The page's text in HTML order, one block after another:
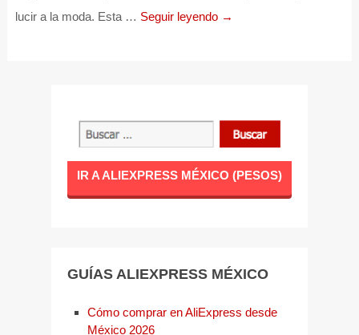
lucir a la moda. Esta … Seguir leyendo →
IR A ALIEXPRESS MÉXICO (PESOS)
GUÍAS ALIEXPRESS MÉXICO
Cómo comprar en AliExpress desde
México 2026